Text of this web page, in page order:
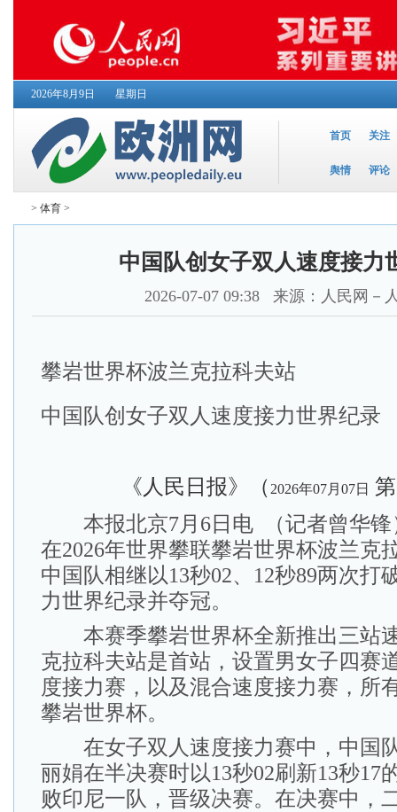
2026年8月9日 星期日
首页 关注
舆情 评论
> 体育 >
中国队创女子双人速度接力
2026-07-07 09:38 来源：人民网－
攀岩世界杯波兰克拉科夫站
中国队创女子双人速度接力世界纪录
《人民日报》（ 2026年07月07日
本报北京7月6日电 （记者曾华锋
在2026年世界攀联攀岩世界杯波兰克
中国队相继以13秒02、12秒89两次打
力世界纪录并夺冠。
本赛季攀岩世界杯全新推出三站
克拉科夫站是首站，设置男女子四赛
度接力赛，以及混合速度接力赛，所
攀岩世界杯。
在女子双人速度接力赛中，中国
丽娟在半决赛时以13秒02刷新13秒17
败印尼一队，晋级决赛。在决赛中，